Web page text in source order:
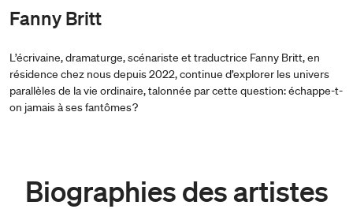
Fanny Britt
L’écrivaine, dramaturge, scénariste et traductrice Fanny Britt, en
résidence chez nous depuis 2022, continue d’explorer les univers
parallèles de la vie ordinaire, talonnée par cette question: échappe-t-
on jamais à ses fantômes ?
Biographies des artistes